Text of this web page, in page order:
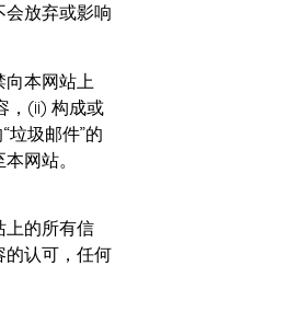
放弃或影响
本网站上
，(ii) 构成或
圾邮件”的
网站。
上的所有信
的认可，任何